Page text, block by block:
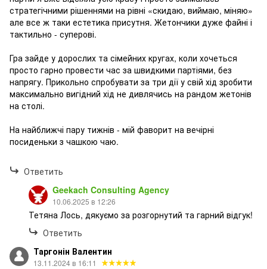
стратегічними рішеннями на рівні «скидаю, виймаю, міняю»
але все ж таки естетика присутня. Жетончики дуже файні і
тактильно - суперові.
Гра зайде у дорослих та сімейних кругах, коли хочеться
просто гарно провести час за швидкими партіями, без
напрягу. Прикольно спробувати за три дії у свій хід зробити
максимально вигідний хід не дивлячись на рандом жетонів
на столі.
На найближчі пару тижнів - мій фаворит на вечірні
посиденьки з чашкою чаю.
Ответить
Geekach Consulting Agency
10.06.2025 в 12:26
Тетяна Лось, дякуємо за розгорнутий та гарний відгук!
Ответить
Таргонін Валентин
13.11.2024 в 16:11